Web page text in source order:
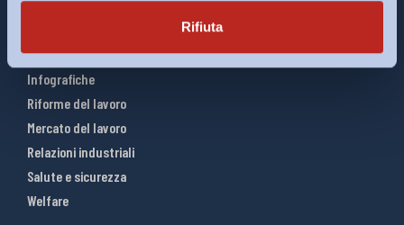
Rifiuta
Interventi ADAPT
Infografiche
Riforme del lavoro
Mercato del lavoro
Relazioni industriali
Salute e sicurezza
Welfare